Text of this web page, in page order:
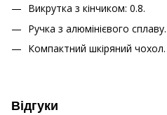
Викрутка з кінчиком: 0.8.
Ручка з алюмінієвого сплаву.
Компактний шкіряний чохол.
Відгуки